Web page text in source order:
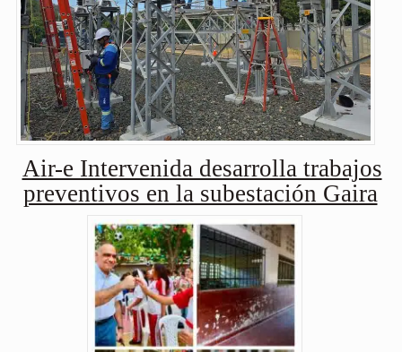
Air-e Intervenida desarrolla trabajos
preventivos en la subestación Gaira